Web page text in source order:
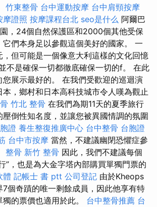
竹東整骨 台中運動按摩 台中肩頸按摩
摩證照 按摩課程台北 seo是什么 阿爾巴
，24個自然保護區和2000個其他受保
們本身足以參觀這個美好的國家。 一
但可能是一個像意大利這樣的文化回憶
不是確保一切都徹底確保一切的f。 在此
您展示最好的。 在我們受歡迎的巡迴演
本，鄉村和日本高科技城市令人嘆為觀止
竹北 整骨 在我們為期11天的夏季旅行
倒性知名度，並讓您被異國情調的氛圍
證 養生整復推廣中心 台中整骨 台胞證
台中市按摩 當然，不建議幽閉恐懼症參
整骨 新竹 整骨 因此，我們不建議每個
”，也是為大金字塔內部購買單獨門票的
體 記帳士 書 ptt 公司登記 由於Kheops
個奇蹟的唯一剩餘成員，因此他享有特
的票價也適用於此。 台中整骨推薦 台